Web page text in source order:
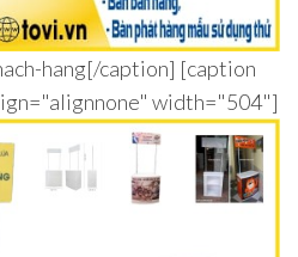
hang[/caption] [caption
width="504"]